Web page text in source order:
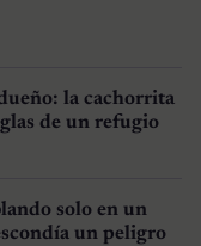
la cachorrita
de un refugio
solo en un
un peligro